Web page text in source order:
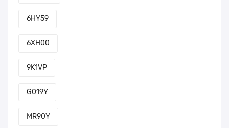
6HY59
6XH00
9K1VP
G019Y
MR90Y